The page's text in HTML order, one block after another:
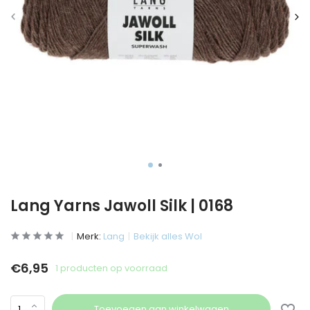
Lang Yarns Jawoll Silk | 0168
Merk: Lang Bekijk alles Wol
€6,95 1 producten op voorraad